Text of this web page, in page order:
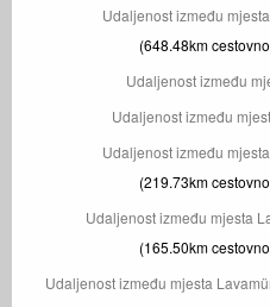
Udaljenost između
(648.48km
Udaljenost između
Udaljenost između
Udaljenost između
(219.73km
Udaljenost između mjesta
(165.50km
Udaljenost između mjesta